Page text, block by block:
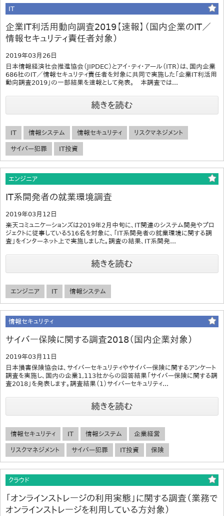
IT
企業IT利活用動向調査2019【速報】（国内企業のIT／
情報セキュリティ責任者対象）
2019年03月26日
日本情報経済社会推進協会（JIPDEC）とアイ・ティ・アール（ITR）は、国内企業
686社のIT／情報セキュリティ責任者を対象に共同で実施した「企業IT利活用
動向調査2019」の一部結果を速報として発表。 本調査では...
続きを読む
IT 情報システム 情報セキュリティ リスクマネジメント
サイバー犯罪 IT投資
エンジニア
IT系開発者の就業環境調査
2019年03月12日
楽天コミュニケーションズは2019年2月中旬に、IT関連のシステム開発やプロ
ジェクトに従事している516名を対象に、「IT系開発者の就業環境に関する調
査」をインターネット上で実施しました。調査の結果、IT系開発...
続きを読む
エンジニア IT 情報システム
情報セキュリティ
サイバー保険に関する調査2018（国内企業対象）
2019年03月11日
日本損害保険協会は、サイバーセキュリティやサイバー保険に関するアンケート
調査を実施し、国内の企業1,113社からの回答結果「サイバー保険に関する調
査2018」を発表します。調査結果（1）サイバーセキュリティ...
続きを読む
情報セキュリティ IT 情報システム 企業経営
リスクマネジメント サイバー犯罪 IT投資 保険
クラウド
「オンラインストレージの利用実態」に関する調査（業務で
オンラインストレージを利用している方対象）